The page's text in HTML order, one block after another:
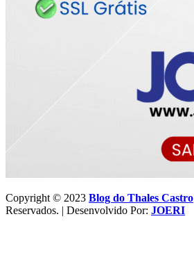
Copyright © 2023 Blog do Thales Castro
Reservados. | Desenvolvido Por: JOERI